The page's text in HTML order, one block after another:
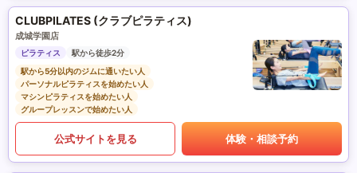
CLUBPILATES (クラブピラティス)
成城学園店
ピラティス
駅から徒歩2分
駅から5分以内のジムに通いたい人
パーソナルピラティスを始めたい人
マシンピラティスを始めたい人
グループレッスンで始めたい人
公式サイトを見る 体験・相談予約